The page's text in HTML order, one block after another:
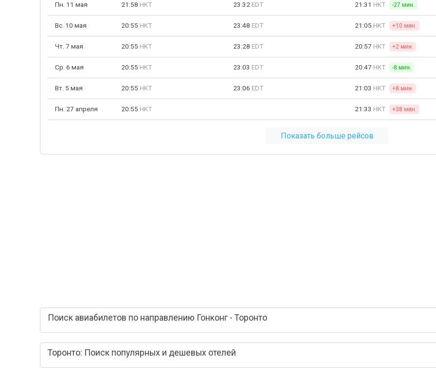
Пн. 11 мая 21:58 HKT 23:32 EDT 21:31 HKT -27 мин.
Вс. 10 мая 20:55 HKT 23:48 EDT 21:05 HKT +10 мин.
Чт. 7 мая 20:55 HKT 23:28 EDT 20:57 HKT +2 мин.
Ср. 6 мая 20:55 HKT 23:03 EDT 20:47 HKT -8 мин.
Вт. 5 мая 20:55 HKT 23:06 EDT 21:03 HKT +8 мин.
Пн. 27 апреля 20:55 HKT 21:33 HKT +38 мин.
Показать больше рейсов
Поиск авиабилетов по направлению Гонконг - Торонто
Торонто: Поиск популярных и дешевых отелей